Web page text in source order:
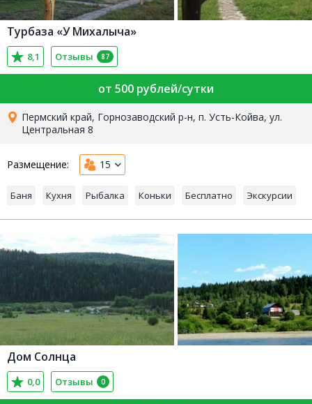
Турбаза «У Михалыча»
8,1 Отзывы 87
от 500 рублей/сутки
Пермский край, Горнозаводский р-н, п. Усть-Койва, ул.
Центральная 8
Размещение: 15
Баня Кухня Рыбалка Коньки Бесплатно Экскурсии
Дом Солнца
0,0 Отзывы 0